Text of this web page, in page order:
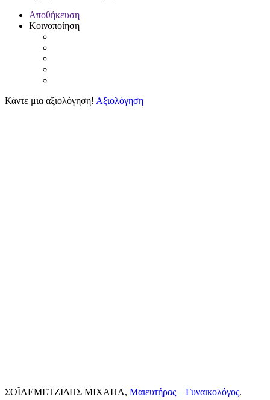
Αποθήκευση
Κοινοποίηση
Κάντε μια αξιολόγηση! Αξιολόγηση
ΣΟΪΛΕΜΕΤΖΙΔΗΣ ΜΙΧΑΗΛ, Μαιευτήρας – Γυναικολόγος.